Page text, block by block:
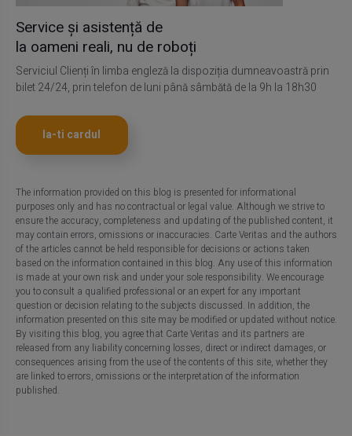
Service și asistență de
la oameni reali, nu de roboți
Serviciul Clienți în limba engleză la dispoziția dumneavoastră prin
bilet 24/24, prin telefon de luni până sâmbătă de la 9h la 18h30
Ia-ti cardul
The information provided on this blog is presented for informational
purposes only and has no contractual or legal value. Although we strive to
ensure the accuracy, completeness and updating of the published content, it
may contain errors, omissions or inaccuracies. Carte Veritas and the authors
of the articles cannot be held responsible for decisions or actions taken
based on the information contained in this blog. Any use of this information
is made at your own risk and under your sole responsibility. We encourage
you to consult a qualified professional or an expert for any important
question or decision relating to the subjects discussed. In addition, the
information presented on this site may be modified or updated without notice.
By visiting this blog, you agree that Carte Veritas and its partners are
released from any liability concerning losses, direct or indirect damages, or
consequences arising from the use of the contents of this site, whether they
are linked to errors, omissions or the interpretation of the information
published.